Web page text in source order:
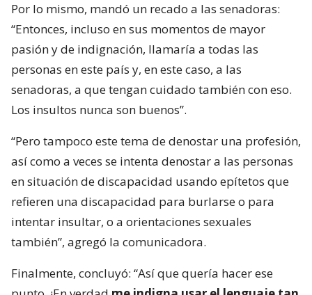
Por lo mismo, mandó un recado a las senadoras:
“Entonces, incluso en sus momentos de mayor
pasión y de indignación, llamaría a todas las
personas en este país y, en este caso, a las
senadoras, a que tengan cuidado también con eso.
Los insultos nunca son buenos”.
“Pero tampoco este tema de denostar una profesión,
así como a veces se intenta denostar a las personas
en situación de discapacidad usando epítetos que
refieren una discapacidad para burlarse o para
intentar insultar, o a orientaciones sexuales
también”, agregó la comunicadora.
Finalmente, concluyó: “Así que quería hacer ese